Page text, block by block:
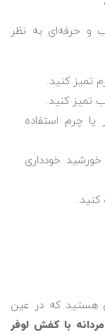
و حرفه‌ای به نظر
تمیز کنید.
تمیز کنید.
چرم استفاده
خودداری
هستید که در عین
با کفش لوفر